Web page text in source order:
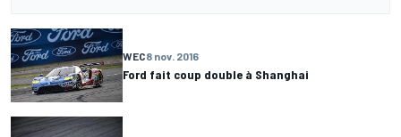
WEC8 nov. 2016
Ford fait coup double à Shanghai